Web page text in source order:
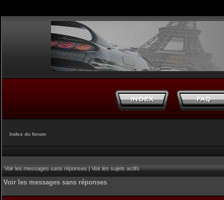
Index du forum
Voir les messages sans réponses|Voir les sujets actifs
Voir les messages sans réponses